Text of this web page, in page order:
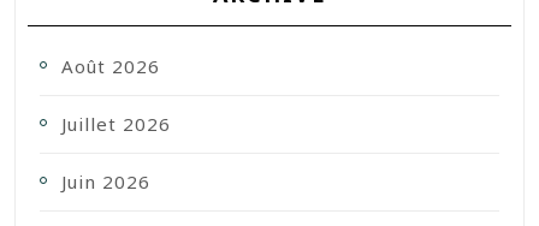
Août 2026
Juillet 2026
Juin 2026